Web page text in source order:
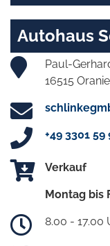
Autohaus
Paul-
16515
+49 3301 59
Verkauf
Montag bis
8.00 - 17.00